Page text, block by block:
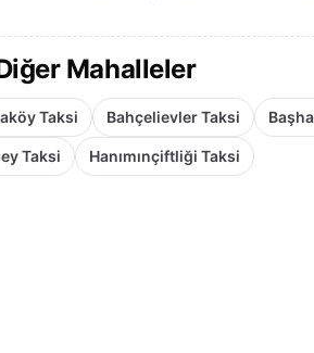
Mahalleler
Taksi Bahçelievler Taksi
Taksi Hanımınçiftliği Taksi